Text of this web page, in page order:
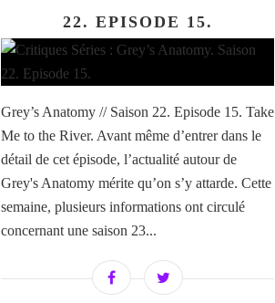
22. EPISODE 15.
Grey’s Anatomy // Saison 22. Episode 15. Take
Me to the River. Avant même d’entrer dans le
détail de cet épisode, l’actualité autour de
Grey's Anatomy mérite qu’on s’y attarde. Cette
semaine, plusieurs informations ont circulé
concernant une saison 23...